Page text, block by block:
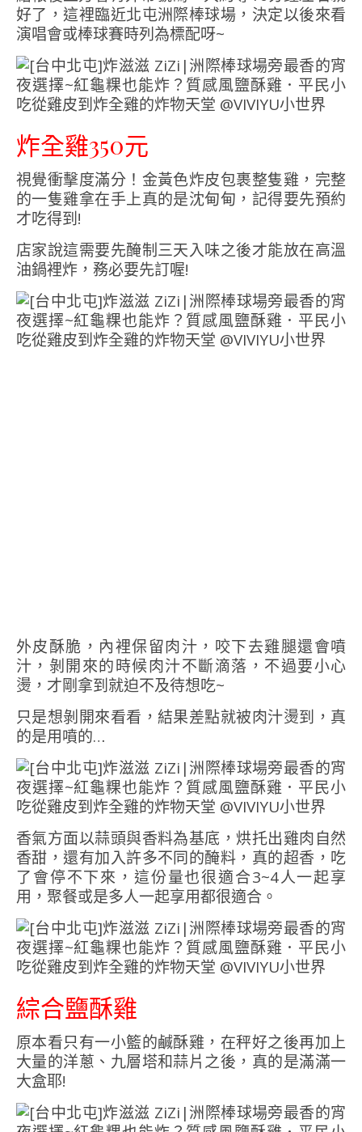
好了，這裡臨近北屯洲際棒球場，決定以後來看
演唱會或棒球賽時列為標配呀~
炸全雞350元
視覺衝擊度滿分！金黃色炸皮包裹整隻雞，完整
的一隻雞拿在手上真的是沈甸甸，記得要先預約
才吃得到!
店家說這需要先醃制三天入味之後才能放在高溫
油鍋裡炸，務必要先訂喔!
外皮酥脆，內裡保留肉汁，咬下去雞腿還會噴
汁，剝開來的時候肉汁不斷滴落，不過要小心
燙，才剛拿到就迫不及待想吃~
只是想剝開來看看，結果差點就被肉汁燙到，真
的是用噴的…
香氣方面以蒜頭與香料為基底，烘托出雞肉自然
香甜，還有加入許多不同的醃料，真的超香，吃
了會停不下來，這份量也很適合3~4人一起享
用，聚餐或是多人一起享用都很適合。
綜合鹽酥雞
原本看只有一小籃的鹹酥雞，在秤好之後再加上
大量的洋蔥、九層塔和蒜片之後，真的是滿滿一
大盒耶!